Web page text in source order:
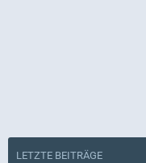
LETZTE BEITRÄGE